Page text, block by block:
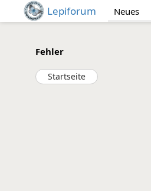
Lepiforum Neues
Fehler
Startseite